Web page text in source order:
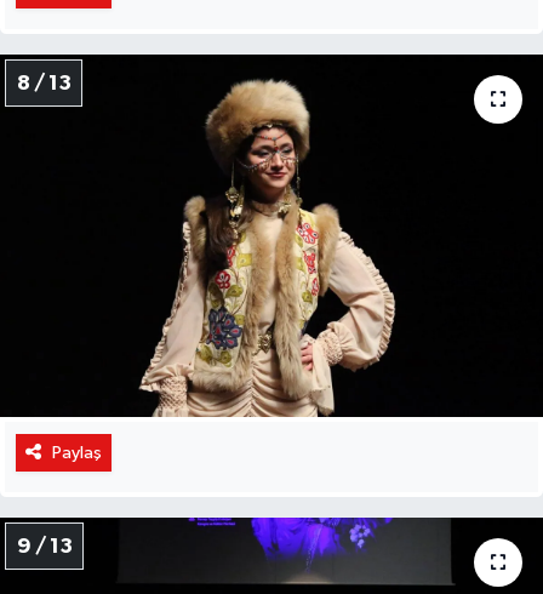
8 / 13
Paylaş
9 / 13